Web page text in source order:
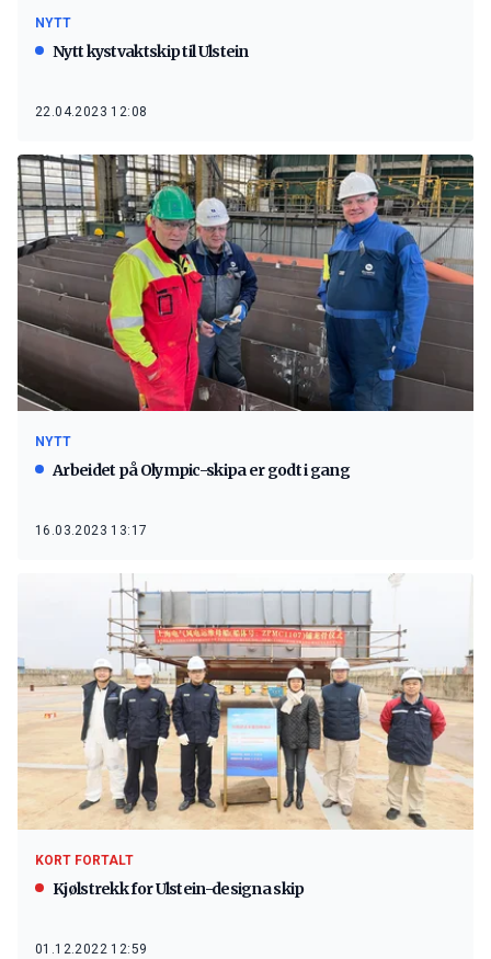
NYTT
Nytt kystvaktskip til Ulstein
22.04.2023 12:08
NYTT
Arbeidet på Olympic-skipa er godt i gang
16.03.2023 13:17
KORT FORTALT
Kjølstrekk for Ulstein-designa skip
01.12.2022 12:59